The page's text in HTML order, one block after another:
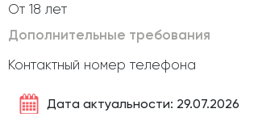
От 18 лет
Дополнительные требования
Контактный номер телефона
Дата актуальности: 29.07.2026